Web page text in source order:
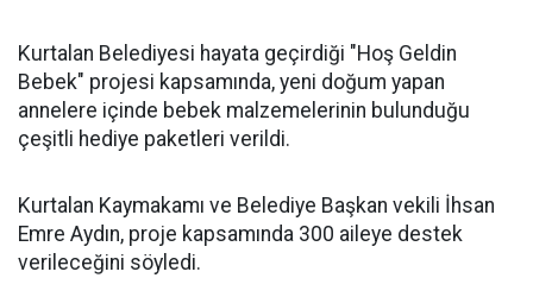
Kurtalan Belediyesi hayata geçirdiği "Hoş Geldin
Bebek" projesi kapsamında, yeni doğum yapan
annelere içinde bebek malzemelerinin bulunduğu
çeşitli hediye paketleri verildi.
Kurtalan Kaymakamı ve Belediye Başkan vekili İhsan
Emre Aydın, proje kapsamında 300 aileye destek
verileceğini söyledi.